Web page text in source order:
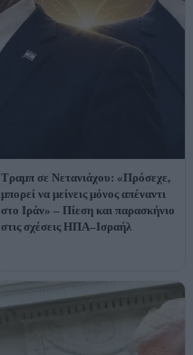
Τραμπ σε Νετανιάχου: «Πρόσεχε,
μπορεί να μείνεις μόνος απέναντι
στο Ιράν» – Πίεση και παρασκήνιο
στις σχέσεις ΗΠΑ–Ισραήλ